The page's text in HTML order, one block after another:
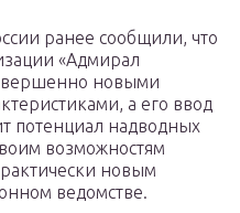
ранее сообщили, что
«Адмирал
новыми
а его ввод
потенциал надводных
возможностям
новым
ведомстве.